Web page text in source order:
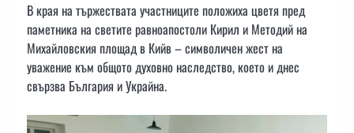
В края на тържествата участниците положиха цветя пред
паметника на светите равноапостоли Кирил и Методий на
Михайловския площад в Кийв – символичен жест на
уважение към общото духовно наследство, което и днес
свързва България и Украйна.